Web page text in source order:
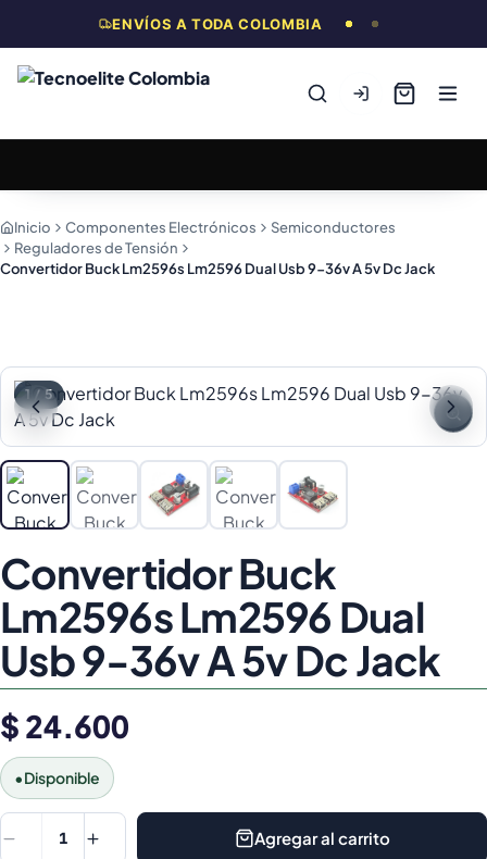
ENVÍOS A TODA COLOMBIA
Inicio Componentes Electrónicos
Semiconductores
Reguladores de Tensión
Convertidor Buck Lm2596s Lm2596 Dual Usb 9-36v A 5v Dc Jack
1/5
Convertidor Buck
Lm2596s Lm2596 Dual
Usb 9-36v A 5v Dc Jack
$ 24.600
•Disponible
1 Agregar al carrito